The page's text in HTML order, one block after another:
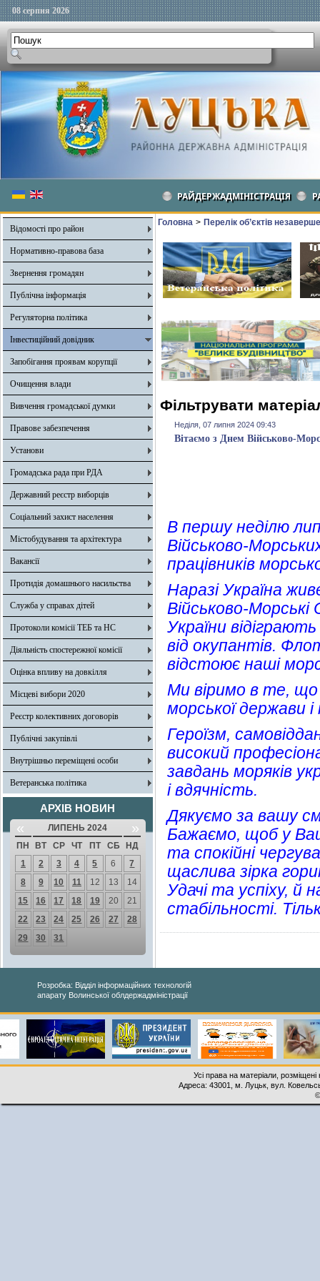
08 серпня 2026
РАЙДЕРЖАДМІНІСТРАЦІЯ
Відомості про район
Нормативно-правова база
Звернення громадян
Публічна інформація
Регуляторна політика
Інвестиційний довідник
Запобігання проявам корупції
Очищення влади
Вивчення громадської думки
Правове забезпечення
Установи
Громадська рада при РДА
Державний реєстр виборців
Соціальний захист населення
Містобудування та архітектура
Вакансії
Протидія домашнього насильства
Служба у справах дітей
Протоколи комісії ТЕБ та НС
Діяльність спостережної комісії
Оцінка впливу на довкілля
Місцеві вибори 2020
Реєстр колективних договорів
Публічні закупівлі
Внутрішньо переміщені особи
Ветеранська політика
АРХІВ НОВИН
« ЛИПЕНЬ 2024 »
ПН ВТ СР ЧТ ПТ СБ
НД
1
2 3 4 5 6
7
8
9 10 11 12 13
14
15
16 17 18 19 20
21
22
23 24 25 26 27
28
29
30 31
Головна > Перелік об’єктів
Фільтрувати
Неділя, 07 липня 2024 09:43
Вітаємо з Днем Військово-
В першу неділю
Військово-
працівників
Наразі Україна
Військово-
України
від окупантів.
відстоює наші
Ми віримо в те,
морської держави
Героїзм,
високий
завдань моряків
і вдячність.
Дякуємо за вашу
Бажаємо, щоб у
та спокійні
щаслива зірка
Удачі та успіху, й
стабільності.
Розробка: Відділ інформаційних технологій
апарату Волинської облдержадміністрації
Усі права на матеріали,
Адреса: 43001, м. Луцьк, вул.